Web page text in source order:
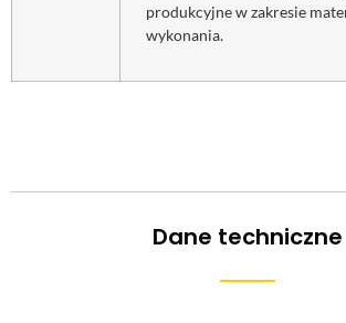
produkcyjne w zakresie
wykonania.
Dane techniczne